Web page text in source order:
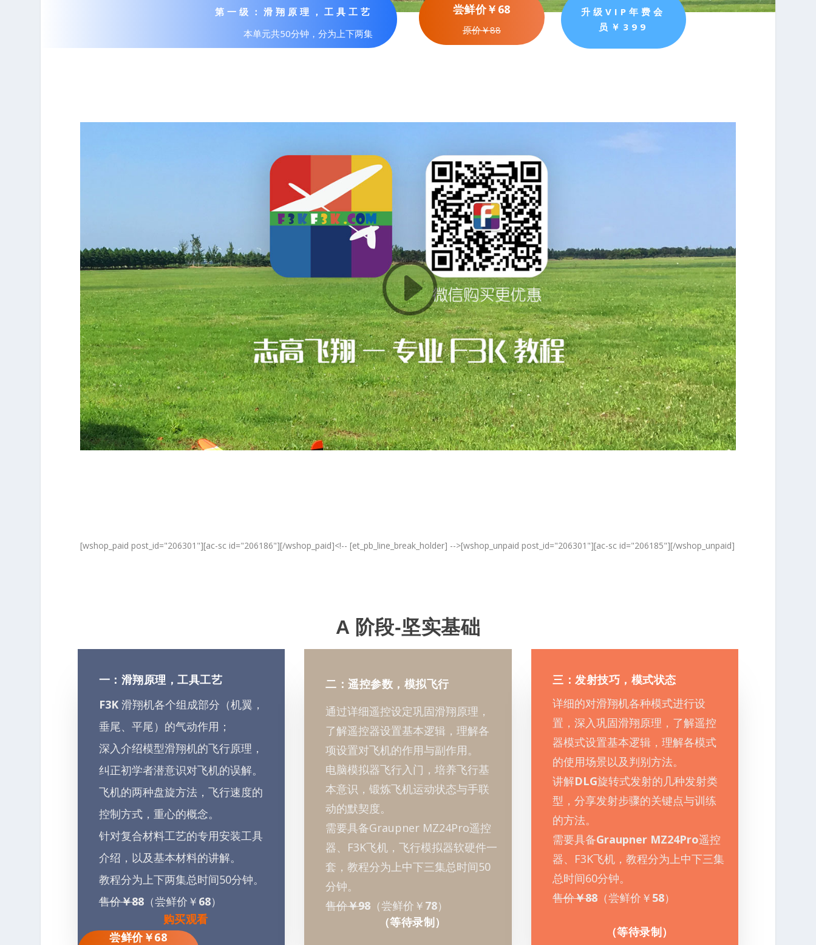
第一级：滑翔原理，工具工艺
本单元共50分钟，分为上下两集
尝鲜价￥68
原价￥88
升级VIP年费会
员￥399
[wshop_paid post_id="206301"][ac-sc id="206186"][/wshop_paid]<!-- [et_pb_line_break_holder] -->[wshop_unpaid post_id="206301"][ac-sc id="206185"][/wshop_unpaid]
A 阶段-坚实基础
一：滑翔原理，工具工艺
F3K 滑翔机各个组成部分（机翼，
垂尾、平尾）的气动作用；
深入介绍模型滑翔机的飞行原理，
纠正初学者潜意识对飞机的误解。
飞机的两种盘旋方法，飞行速度的
控制方式，重心的概念。
针对复合材料工艺的专用安装工具
介绍，以及基本材料的讲解。
教程分为上下两集总时间50分钟。
售价￥88（尝鲜价￥ 68）
购买观看
尝鲜价￥68
二：遥控参数，模拟飞行
通过详细遥控设定巩固滑翔原理，
了解遥控器设置基本逻辑，理解各
项设置对飞机的作用与副作用。
电脑模拟器飞行入门，培养飞行基
本意识，锻炼飞机运动状态与手联
动的默契度。
需要具备Graupner MZ24Pro遥控
器、F3K飞机，飞行模拟器软硬件一
套，教程分为上中下三集总时间50
分钟。
售价￥98（尝鲜价￥ 78）
（等待录制）
三：发射技巧，模式状态
详细的对滑翔机各种模式进行设
置，深入巩固滑翔原理，了解遥控
器模式设置基本逻辑，理解各模式
的使用场景以及判别方法。
讲解DLG旋转式发射的几种发射类
型，分享发射步骤的关键点与训练
的方法。
需要具备Graupner MZ24Pro遥控
器、F3K飞机，教程分为上中下三集
总时间60分钟。
售价￥88（尝鲜价￥ 58）
（等待录制）